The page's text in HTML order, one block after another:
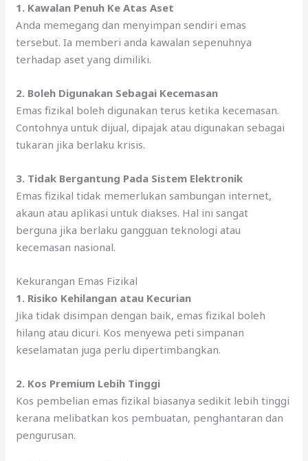
1. Kawalan Penuh Ke Atas Aset
Anda memegang dan menyimpan sendiri emas
tersebut. Ia memberi anda kawalan sepenuhnya
terhadap aset yang dimiliki.
2. Boleh Digunakan Sebagai Kecemasan
Emas fizikal boleh digunakan terus ketika kecemasan.
Contohnya untuk dijual, dipajak atau digunakan sebagai
tukaran jika berlaku krisis.
3. Tidak Bergantung Pada Sistem Elektronik
Emas fizikal tidak memerlukan sambungan internet,
akaun atau aplikasi untuk diakses. Hal ini sangat
berguna jika berlaku gangguan teknologi atau
kecemasan nasional.
Kekurangan Emas Fizikal
1. Risiko Kehilangan atau Kecurian
Jika tidak disimpan dengan baik, emas fizikal boleh
hilang atau dicuri. Kos menyewa peti simpanan
keselamatan juga perlu dipertimbangkan.
2. Kos Premium Lebih Tinggi
Kos pembelian emas fizikal biasanya sedikit lebih tinggi
kerana melibatkan kos pembuatan, penghantaran dan
pengurusan.